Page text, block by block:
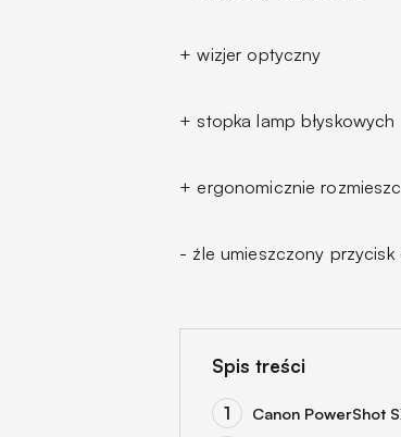
+ wizjer optyczny
+ stopka lamp błyskowych
+ ergonomicznie
- źle umieszczony
Spis treści
Canon PowerShot